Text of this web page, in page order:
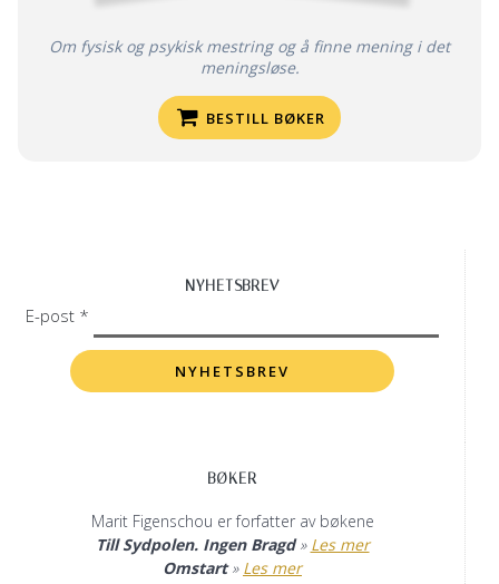
Om fysisk og psykisk mestring og å finne mening i det
meningsløse.
BESTILL BØKER
NYHETSBREV
E-post *
BØKER
Marit Figenschou er forfatter av bøkene
Till Sydpolen. Ingen Bragd» Les mer
Omstart» Les mer